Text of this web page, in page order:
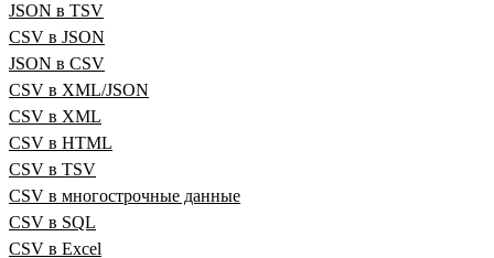
JSON в TSV
CSV в JSON
JSON в CSV
CSV в XML/JSON
CSV в XML
CSV в HTML
CSV в TSV
CSV в многострочные данные
CSV в SQL
CSV в Excel